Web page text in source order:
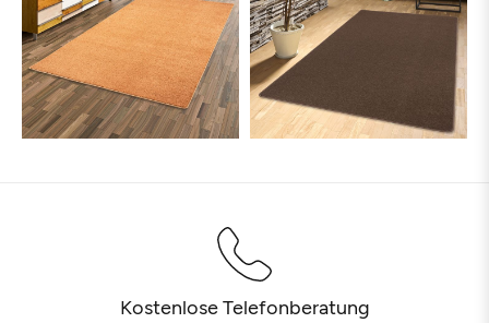
Kostenlose Telefonberatung